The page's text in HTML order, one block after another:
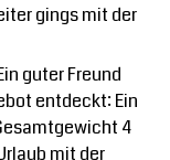
gings mit der
guter Freund
entdeckt: Ein
4
mit der